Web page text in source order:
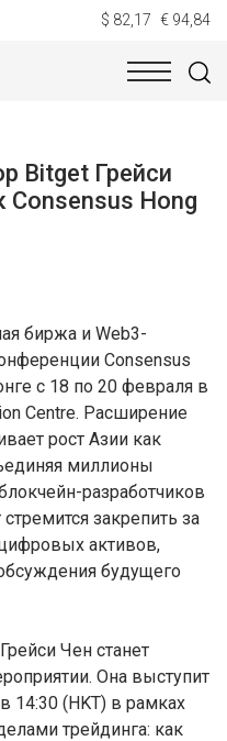
$ 82,17 € 94,84
Bitget Грейси
Consensus Hong
биржа и Web3-
Consensus
с 18 по 20 февраля в
Centre. Расширение
рост Азии как
миллионы
разработчиков
закрепить за
активов,
будущего
Чен станет
Она выступит
14:30 (HKT) в рамках
трейдинга: как